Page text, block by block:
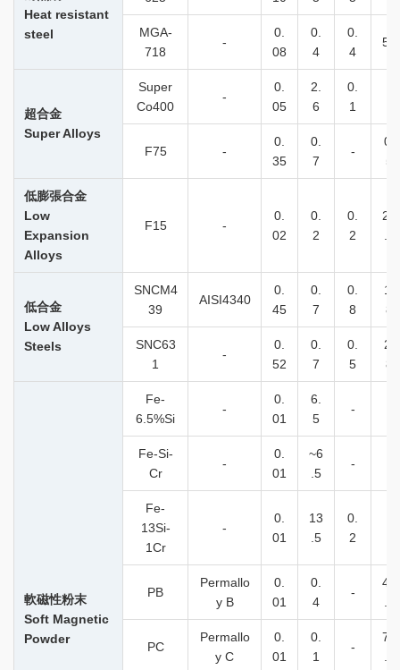
Heat resistant
steel
MGA-
718
-
0.
08
0.
4
0.
4
54
超合金
Super Alloys
Super
Co400
-
0.
05
2.
6
0.
1
F75 -
0.
35
0.
7
-
0.
5
低膨張合金
Low
Expansion
Alloys
F15 -
0.
02
0.
2
0.
2
29
.0
低合金
Low Alloys
Steels
SNCM4
39
AISI4340
0.
45
0.
7
0.
8
1.
8
SNC63
1
-
0.
52
0.
7
0.
5
2.
8
軟磁性粉末
Soft Magnetic
Powder
Fe-
6.5%Si
-
0.
01
6.
5
-
Fe-Si-
Cr
-
0.
01
~6
.5
-
Fe-
13Si-
1Cr
-
0.
01
13
.5
0.
2
PB
Permallo
y B
0.
01
0.
4
-
49
.0
PC
Permallo
y C
0.
01
0.
1
-
78
.0